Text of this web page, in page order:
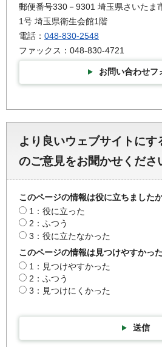
郵便番号330－9301 埼玉県さいたま
1号 埼玉県衛生会館1階
電話： 048-830-2548
ファックス：048-830-4721
お問い合わせフ
より良いウェブサイトにす
のご意見をお聞かせくださ
このページの情報は役に立ちました
1：役に立った
2：ふつう
3：役に立たなかった
このページの情報は見つけやすかっ
1：見つけやすかった
2：ふつう
3：見つけにくかった
送信